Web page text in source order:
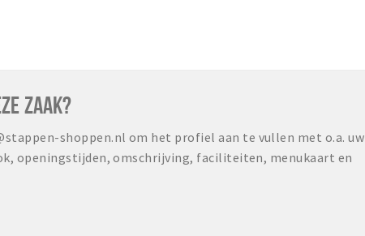
ZAAK?
shoppen.nl om het profiel aan te vullen met o.a. uw
openingstijden, omschrijving, faciliteiten, menukaart en